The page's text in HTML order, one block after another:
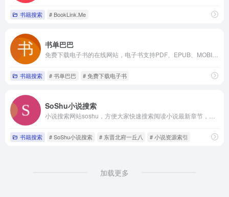
书籍搜索 # BookLink.Me
书单巴巴
书籍搜索 # 书单巴巴 # 免费下载电子书
SoShu小说搜索
书籍搜索 # SoShu小说搜索 # 东晋北府一丘八 # 小说资源索引
加载更多